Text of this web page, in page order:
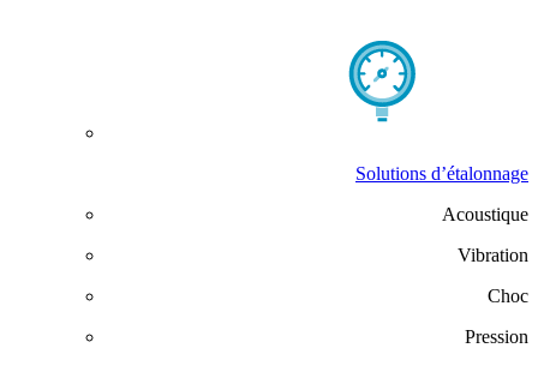
Solutions d’étalonnage
Acoustique
Vibration
Choc
Pression